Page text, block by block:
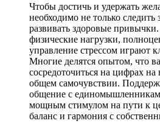
Чтобы достичь и удержать
необходимо не только
развивать здоровые
физические нагрузки,
управление стрессом играют
Многие делятся опытом, что
сосредоточиться на цифрах на
общем самочувствии.
общение с
мощным стимулом на пути к
баланс и гармония с